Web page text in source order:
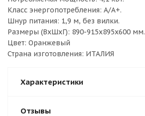
Класс энергопотребления: А/А+.
Шнур питания: 1,9 м, без вилки.
Размеры (ВхШхГ): 890-915х895х600 мм.
Цвет: Оранжевый
Страна изготовления: ИТАЛИЯ
Характеристики
Отзывы